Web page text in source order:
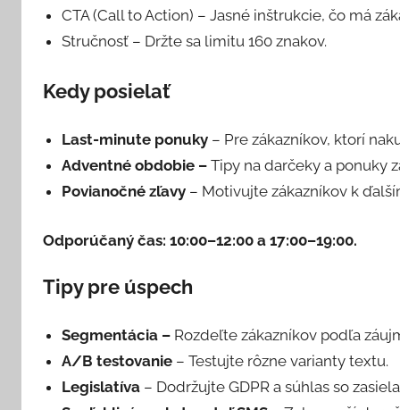
CTA (Call to Action) –Jasné inštrukcie, čo má
Stručnosť – Držte sa limitu 160 znakov.
Kedy posielať
Last-minute ponuky – Pre zákazníkov, ktorí
Adventné obdobie –Tipy na darčeky a ponuky
Povianočné zľavy – Motivujte zákazníkov k
Odporúčaný čas: 10:00–12:00 a 17:00–19:00.
Tipy pre úspech
Segmentácia – Rozdeľte zákazníkov podľa
A/B testovanie –Testujte rôzne varianty textu.
Legislatíva – Dodržujte GDPR a súhlas so